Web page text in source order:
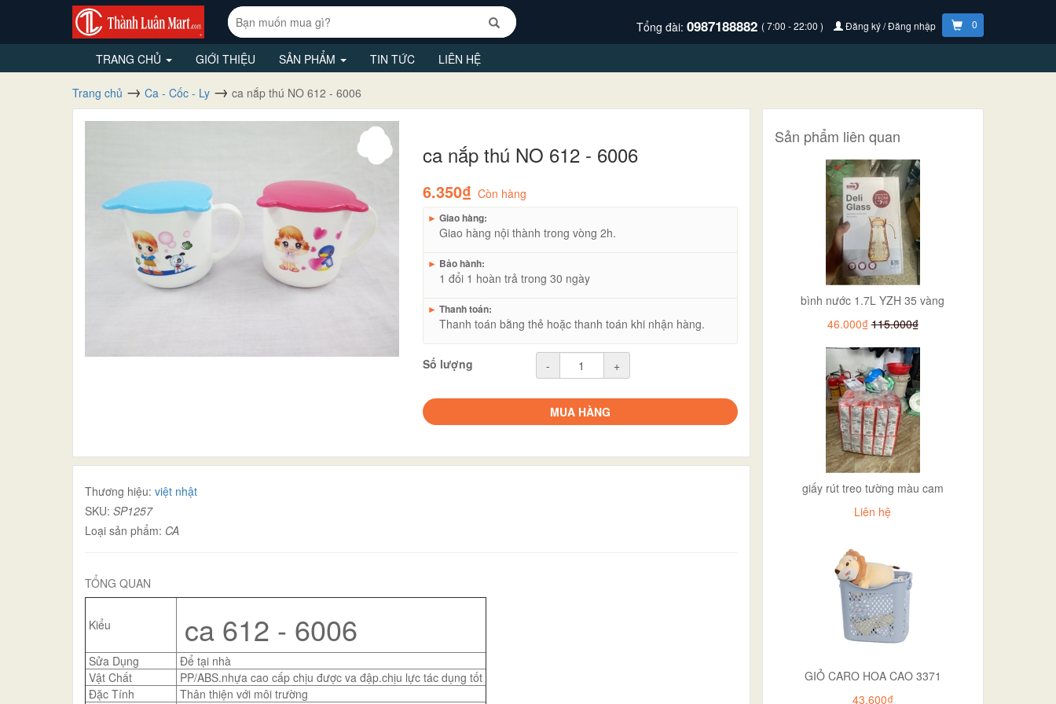
Tổng đài: 0987188882 ( 7:00 - 22:00 ) Đăng ký / Đăng nhập 0
TRANG CHỦ GIỚI THIỆU SẢN PHẨM TIN TỨC LIÊN HỆ
Trang chủ Ca - Cốc - Ly ca nắp thú NO 612 - 6006
ca nắp thú NO 612 - 6006
6.350₫ Còn hàng
► Giao hàng:
Giao hàng nội thành trong vòng 2h.
► Bảo hành:
1 đổi 1 hoàn trả trong 30 ngày
► Thanh toán:
Thanh toán bằng thẻ hoặc thanh toán khi nhận hàng.
Số lượng - +
MUA HÀNG
Thương hiệu: việt nhật
SKU: SP1257
Loại sản phẩm: CA
TỔNG QUAN
Kiểu ca 612 - 6006
Sửa Dụng
Để tại nhà
Vật Chất
PP/ABS.nhựa cao cấp chịu được va đập.chịu lực tác dụng tốt
Đặc Tính
Thân thiện với môi trường
Sản phẩm liên quan
bình nước 1.7L YZH 35 vàng
46.000₫ 115.000₫
giấy rút treo tường màu cam
Liên hệ
GIỎ CARO HOA CAO 3371
43.600₫